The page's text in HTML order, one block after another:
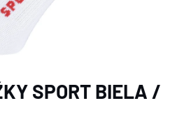
SPORT BIELA /